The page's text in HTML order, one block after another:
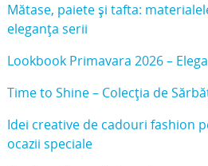
Mătase, paiete și tafta:
eleganța serii
Lookbook Primavara 2026 –
Time to Shine – Colecția de
Idei creative de cadouri fashion
ocazii speciale